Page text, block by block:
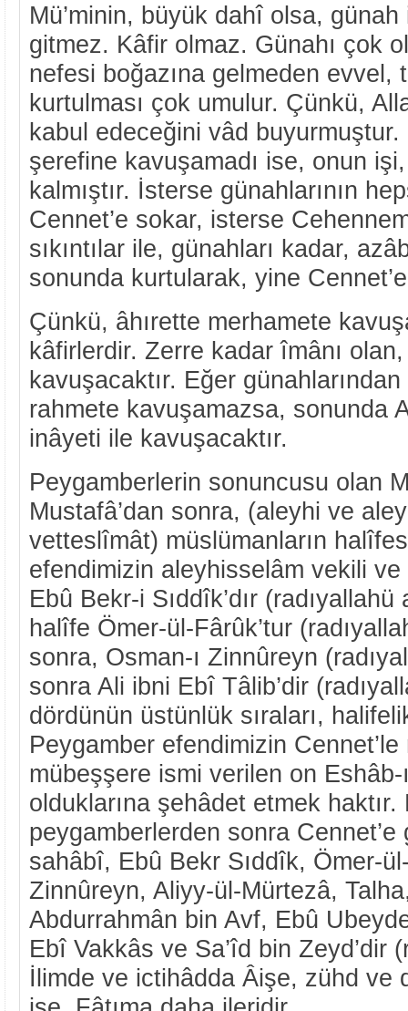
Mü’minin, büyük dahî olsa, günah
gitmez. Kâfir olmaz. Günahı çok
nefesi boğazına gelmeden evvel,
kurtulması çok umulur. Çünkü,
kabul edeceğini vâd
şerefine kavuşamadı ise, onun
kalmıştır. İsterse günahlarının
Cennet’e sokar, isterse
sıkıntılar ile, günahları kadar,
sonunda kurtularak, yine
Çünkü, âhırette merhamete
kâfirlerdir. Zerre kadar îmânı
kavuşacaktır. Eğer
rahmete kavuşamazsa, sonunda
inâyeti ile kavuşacaktır.
Peygamberlerin sonuncusu olan
Mustafâ’dan sonra, (aleyhi ve
vetteslîmât) müslümanların
efendimizin aleyhisselâm vekili
Ebû Bekr-i Sıddîk’dır
halîfe Ömer-ül-Fârûk’tur
sonra, Osman-ı Zinnûreyn
sonra Ali ibni Ebî Tâlib’dir
dördünün üstünlük sıraları,
Peygamber efendimizin
mübeşşere ismi verilen on Eshâb-
olduklarına şehâdet etmek haktır.
peygamberlerden sonra
sahâbî, Ebû Bekr Sıddîk, Ömer-
Zinnûreyn, Aliyy-ül-Mürtezâ,
Abdurrahmân bin Avf, Ebû
Ebî Vakkâs ve Sa’îd bin Zeyd’dir
İlimde ve ictihâdda Âişe, zühd ve